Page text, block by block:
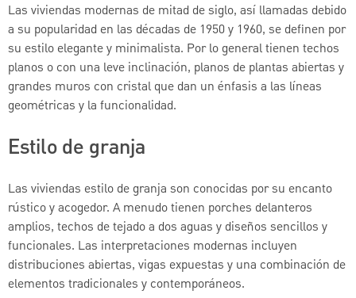
Las viviendas modernas de mitad de siglo, así llamadas debido
a su popularidad en las décadas de 1950 y 1960, se definen por
su estilo elegante y minimalista. Por lo general tienen techos
planos o con una leve inclinación, planos de plantas abiertas y
grandes muros con cristal que dan un énfasis a las líneas
geométricas y la funcionalidad.
Estilo de granja
Las viviendas estilo de granja son conocidas por su encanto
rústico y acogedor. A menudo tienen porches delanteros
amplios, techos de tejado a dos aguas y diseños sencillos y
funcionales. Las interpretaciones modernas incluyen
distribuciones abiertas, vigas expuestas y una combinación de
elementos tradicionales y contemporáneos.